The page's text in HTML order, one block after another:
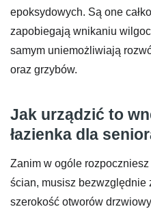
epoksydowych. Są one
zapobiegają wnikaniu
samym uniemożliwiają
oraz grzybów.
Jak urządzić to
łazienka dla
Zanim w ogóle
ścian, musisz
szerokość otworów